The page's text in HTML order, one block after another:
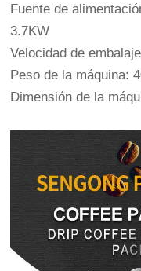
Fuente de
3.7KW
Velocidad de
Peso de la máquina:
Dimensión de la